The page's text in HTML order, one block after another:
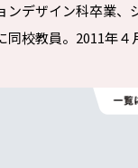
ンデザイン科卒業、
同校教員。2011年４